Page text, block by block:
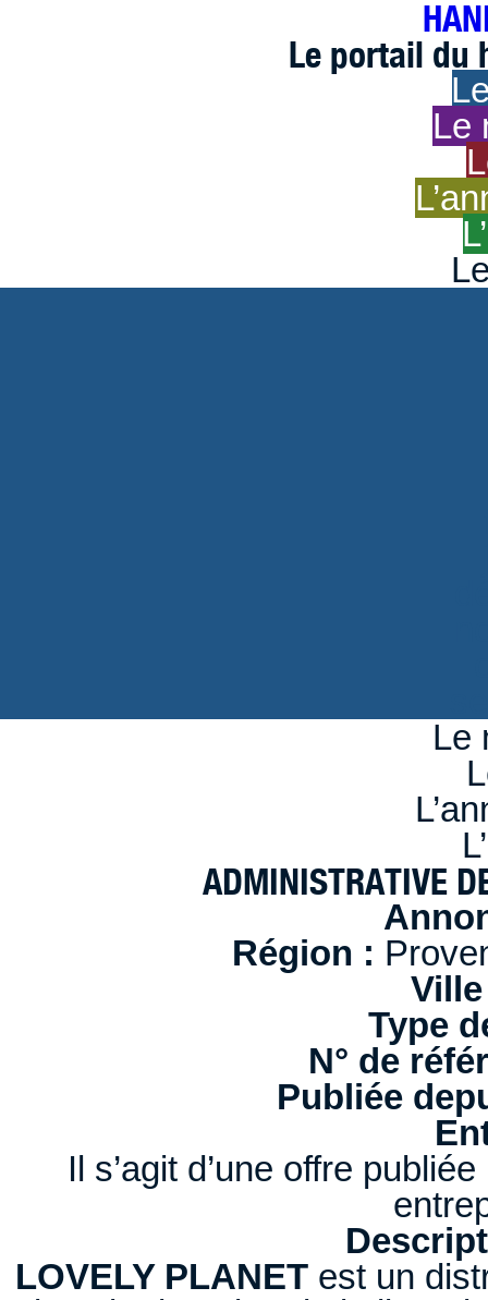
Le portail du
Le
Le
ADMINISTRATIVE
Région :
Type
N° de
Publiée
Il s’agit d’une offre
LOVELY PLANET est un